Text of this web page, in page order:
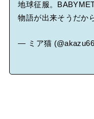
地球征服。
物語が出来そうだか
— ミア猫